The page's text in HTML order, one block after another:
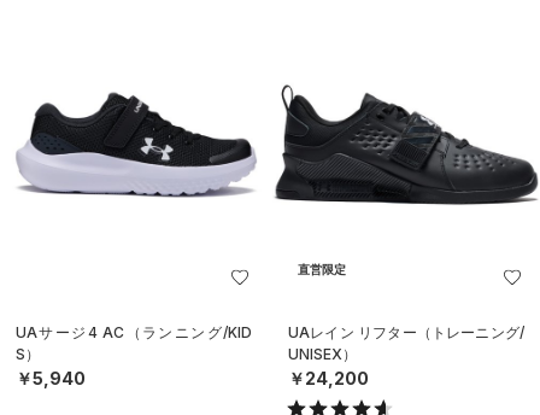
UAサージ4 AC（ランニング/KID
S）
￥5,940
直営限定
UAレイン リフター（トレーニング/
UNISEX）
￥24,200